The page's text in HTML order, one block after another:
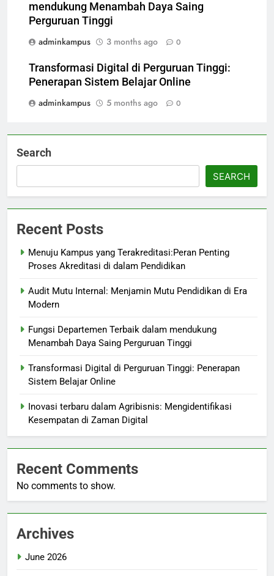
mendukung Menambah Daya Saing
Perguruan Tinggi
adminkampus
3 months ago 0
Transformasi Digital di Perguruan Tinggi:
Penerapan Sistem Belajar Online
adminkampus
5 months ago 0
Search
SEARCH
Recent Posts
Menuju Kampus yang Terakreditasi:Peran Penting
Proses Akreditasi di dalam Pendidikan
Audit Mutu Internal: Menjamin Mutu Pendidikan di Era
Modern
Fungsi Departemen Terbaik dalam mendukung
Menambah Daya Saing Perguruan Tinggi
Transformasi Digital di Perguruan Tinggi: Penerapan
Sistem Belajar Online
Inovasi terbaru dalam Agribisnis: Mengidentifikasi
Kesempatan di Zaman Digital
Recent Comments
No comments to show.
Archives
June 2026